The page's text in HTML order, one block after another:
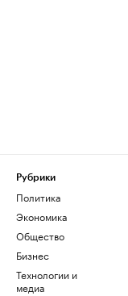
Рубрики
Политика
Экономика
Общество
Бизнес
Технологии и
медиа